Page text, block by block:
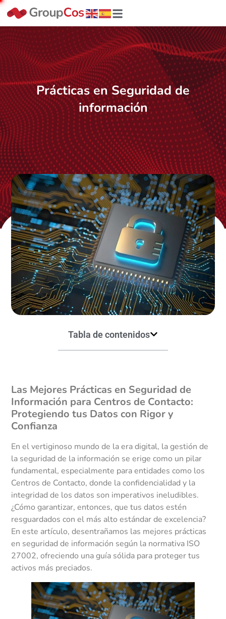
Prácticas en Seguridad de
información
Tabla de contenidos
Las Mejores Prácticas en Seguridad de
Información para Centros de Contacto:
Protegiendo tus Datos con Rigor y
Confianza
En el vertiginoso mundo de la era digital, la gestión de
la seguridad de la información se erige como un pilar
fundamental, especialmente para entidades como los
Centros de Contacto, donde la confidencialidad y la
integridad de los datos son imperativos ineludibles.
¿Cómo garantizar, entonces, que tus datos estén
resguardados con el más alto estándar de excelencia?
En este artículo, desentrañamos las mejores prácticas
en seguridad de información según la normativa ISO
27002, ofreciendo una guía sólida para proteger tus
activos más preciados.